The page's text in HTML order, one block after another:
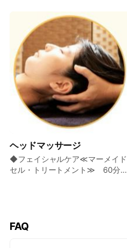
化粧水の足湯⇒正しい足爪ケア⇒
たこ＆魚の目ケア⇒角質ケア⇒経
絡整体フットマサージ⇒保湿 ※分
厚い爪は別料金
整体マッサージ♪整体の手技を応用
した東洋式と西洋式のオリジナ
ル・フットマッサージ☆
ヘッドマッサージ
◆フェイシャルケア≪マーメイド
セル・トリートメント≫ 60分：
メージ肌、毛穴をスッキリ整えま
FAQ